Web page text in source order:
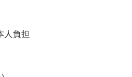
人負担